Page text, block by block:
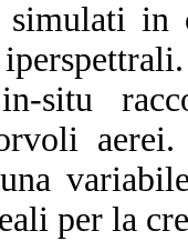
in
situ
per la